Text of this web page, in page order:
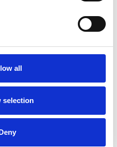
all
selection